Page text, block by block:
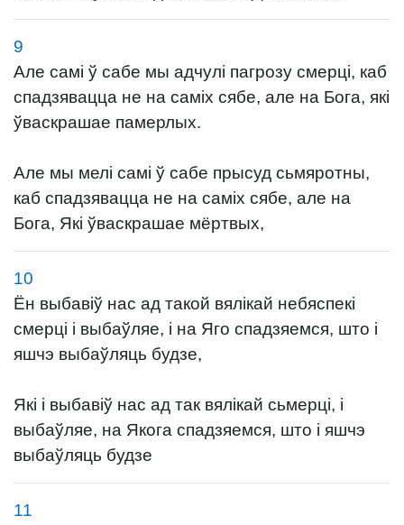
9
Але самі ў сабе мы адчулі пагрозу смерці, каб
спадзявацца не на саміх сябе, але на Бога, які
ўваскрашае памерлых.
Але мы мелі самі ў сабе прысуд сьмяротны,
каб спадзявацца не на саміх сябе, але на
Бога, Які ўваскрашае мёртвых,
10
Ён выбавіў нас ад такой вялікай небяспекі
смерці і выбаўляе, і на Яго спадзяемся, што і
яшчэ выбаўляць будзе,
Які і выбавіў нас ад так вялікай сьмерці, і
выбаўляе, на Якога спадзяемся, што і яшчэ
выбаўляць будзе
11